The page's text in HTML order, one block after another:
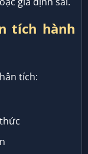
tích hành
tích: